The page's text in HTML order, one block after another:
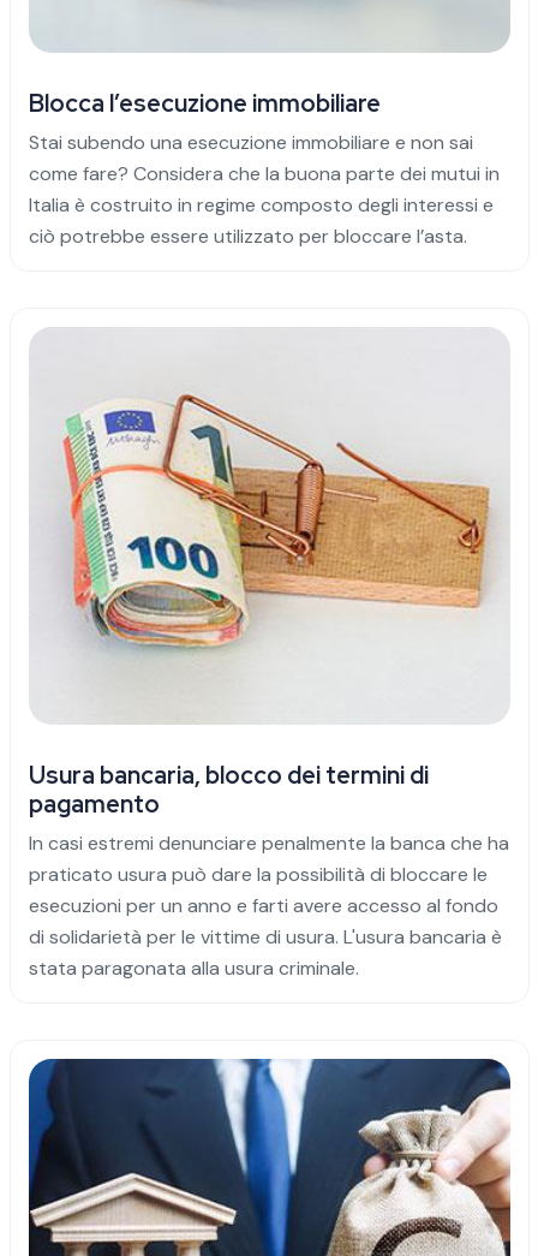
Blocca l’esecuzione immobiliare
Stai subendo una esecuzione immobiliare e non sai
come fare? Considera che la buona parte dei mutui in
Italia è costruito in regime composto degli interessi e
ciò potrebbe essere utilizzato per bloccare l’asta.
Usura bancaria, blocco dei termini di
pagamento
In casi estremi denunciare penalmente la banca che ha
praticato usura può dare la possibilità di bloccare le
esecuzioni per un anno e farti avere accesso al fondo
di solidarietà per le vittime di usura. L'usura bancaria è
stata paragonata alla usura criminale.